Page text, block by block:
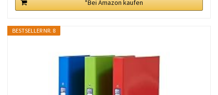
*Bei Amazon kaufen
BESTSELLER NR. 8